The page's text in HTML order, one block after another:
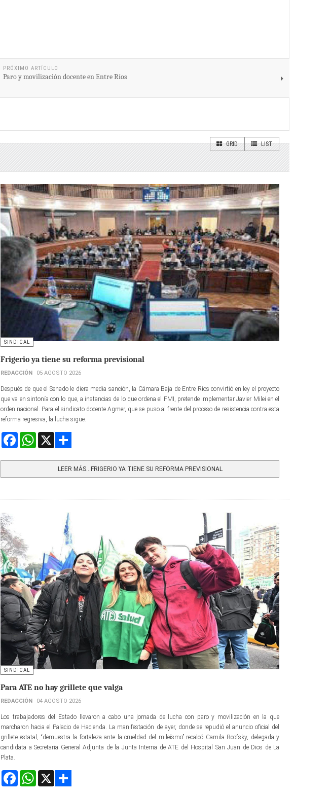
PRÓXIMO ARTÍCULO
Paro y movilización docente en Entre Ríos
GRID LIST
SINDICAL
Frigerio ya tiene su reforma previsional
REDACCIÓN 05 AGOSTO 2026
Después de que el Senado le diera media sanción, la Cámara Baja de Entre Ríos convirtió en ley el proyecto
que va en sintonía con lo que, a instancias de lo que ordena el FMI, pretende implementar Javier Milei en el
orden nacional. Para el sindicato docente Agmer, que se puso al frente del proceso de resistencia contra esta
reforma regresiva, la lucha sigue.
FacebookWhatsApp
LEER MÁS…FRIGERIO YA TIENE SU REFORMA PREVISIONAL
SINDICAL
Para ATE no hay grillete que valga
REDACCIÓN 04 AGOSTO 2026
Los trabajadores del Estado llevaron a cabo una jornada de lucha con paro y movilización en la que
marcharon hacia el Palacio de Hacienda. La manifestación de ayer, donde se repudió el anuncio oficial del
grillete estatal, “demuestra la fortaleza ante la crueldad del mileísmo” recalcó Camila Rcofsky, delegada y
candidata a Secretaria General Adjunta de la Junta Interna de ATE del Hospital San Juan de Dios de La
Plata.
FacebookWhatsApp